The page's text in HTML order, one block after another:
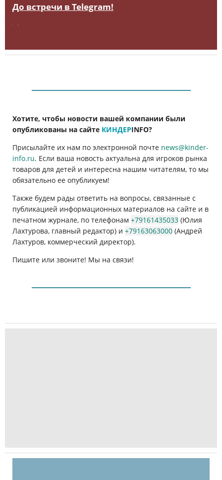
До встречи в Telegram!
Хотите, чтобы новости вашей компании были
опубликованы на сайте КИНДЕРINFO?
Присылайте их нам по электронной почте news@kinder-
info.ru. Если ваша новость актуальна для игроков рынка
товаров для детей и интересна нашим читателям, то мы
обязательно ее опубликуем!
Также будем рады ответить на вопросы, связанные с
публикацией информационных материалов на сайте и в
печатном журнале, по телефонам +79161435033 (Юлия
Лахтурова, главный редактор) и +79163063000 (Андрей
Лахтуров, коммерческий директор).
Пишите или звоните! Мы на связи!